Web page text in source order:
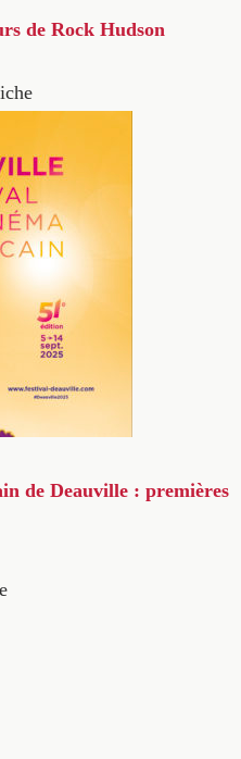
de Rock Hudson
de Deauville : premières